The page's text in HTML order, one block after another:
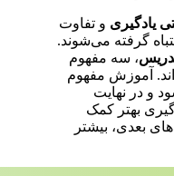
یادگیری و تفاوت
گرفته می‌شوند.
، سه مفهوم
اند. آموزش مفهوم
و در نهایت
بهتر کمک
بعدی، بیشتر